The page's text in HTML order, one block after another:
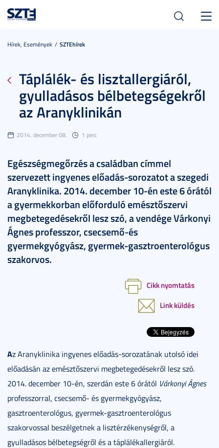
Hírek, Események SZTEhírek
Táplálék- és lisztallergiáról,
gyulladásos bélbetegségekről
az Aranyklinikán
2014. december 08. 1 perc
Egészségmegőrzés a családban címmel
szervezett ingyenes előadás-sorozatot a szegedi
Aranyklinika. 2014. december 10-én este 6 órától
a gyermekkorban előforduló emésztőszervi
megbetegedésekről lesz szó, a vendége Várkonyi
Ágnes professzor, csecsemő-és
gyermekgyógyász, gyermek-gasztroenterológus
szakorvos.
Cikk nyomtatás
Link küldés
Az Aranyklinika ingyenes előadás-sorozatának utolsó idei
előadásán az emésztőszervi megbetegedésekről lesz szó.
2014. december 10-én, szerdán este 6 órától Várkonyi Ágnes
professzorral, csecsemő- és gyermekgyógyász,
gasztroenterológus, gyermek-gasztroenterológus
szakorvossal beszélgetnek a lisztérzékenységről, a
gyulladásos bélbetegségről és a táplálékallergiáról.